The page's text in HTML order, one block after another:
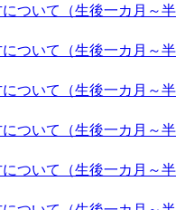
由来とされています。
ー地方で製粉工や織物
ズミ捕りの役割を担っ
強いのもテリアの特徴
・販売のことなら、ベベ
。
り行っております。購
とがございましたらお
ついて（生後一カ月～半
ついて（生後一カ月～半
ついて（生後一カ月～半
ついて（生後一カ月～半
ついて（生後一カ月～半